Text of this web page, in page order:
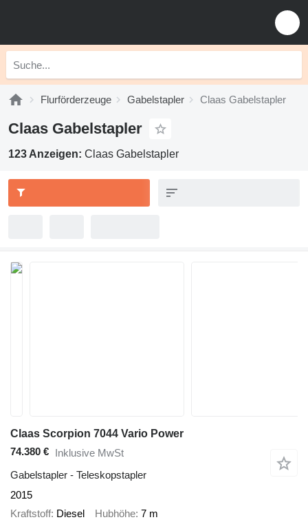
Flurförderzeuge Gabelstapler Claas Gabelstapler
Claas Gabelstapler
123 Anzeigen: Claas Gabelstapler
Claas Scorpion 7044 Vario Power
74.380 € Inklusive MwSt
Gabelstapler - Teleskopstapler
2015
Kraftstoff Diesel Hubhöhe 7 m